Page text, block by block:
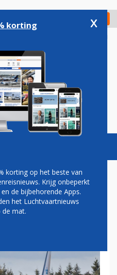
Check in
Vacatures
HUB IS
korting x
korting op het beste van
Krijg onbeperkt
de bijbehorende Apps.
het Luchtvaartnieuws
de mat.